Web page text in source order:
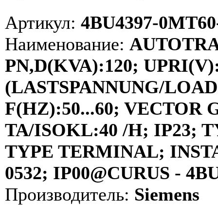
Артикул: 4BU4397-
Наименование:
PN,D(KVA):120;
(LASTSPANNUNG/
F(HZ):50...60; VECTOR
TA/ISOKL:40 /H; IP23;
TYPE TERMINAL;
0532; IP00@CURUS -
Производитель: Siemens